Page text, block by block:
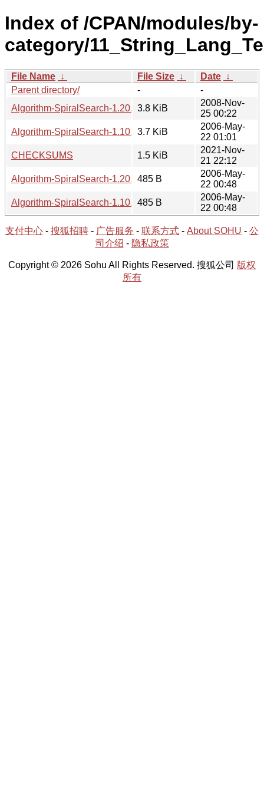
Index of /CPAN/modules/by-
category/
File Name ↓ File Size ↓ Date ↓
Parent directory/
-
-
Algorithm-SpiralSearch-1.20.tar.gz
3.8 KiB
2008-Nov-
25 00:22
Algorithm-SpiralSearch-1.10.tar.gz
3.7 KiB
2006-May-
22 01:01
CHECKSUMS
1.5 KiB
2021-Nov-
21 22:12
Algorithm-SpiralSearch-1.20.readme
485 B
2006-May-
22 00:48
Algorithm-SpiralSearch-1.10.readme
485 B
2006-May-
22 00:48
支付中心 - 搜狐招聘 - 广告服务 - 联系方式 - About SOHU - 公
司介绍 - 隐私政策
Copyright © 2026 Sohu All Rights Reserved. 搜狐公司 版权
所有